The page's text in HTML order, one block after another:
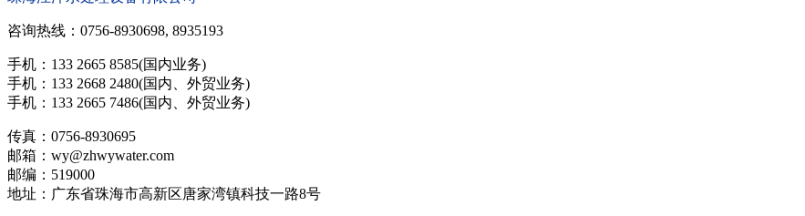
咨询热线：0756-8930698, 8935193
手机：133 2665 8585(国内业务)
手机：133 2668 2480(国内、外贸业务)
手机：133 2665 7486(国内、外贸业务)
传真：0756-8930695
邮箱：wy@zhwywater.com
邮编：519000
地址：广东省珠海市高新区唐家湾镇科技一路8号